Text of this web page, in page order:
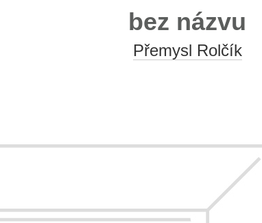
bez názvu
Přemysl Rolčík